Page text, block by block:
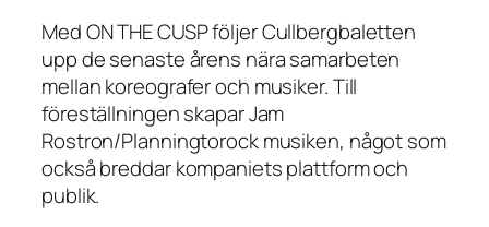
Med ON THE CUSP följer Cullbergbaletten
upp de senaste årens nära samarbeten
mellan koreografer och musiker. Till
föreställningen skapar Jam
Rostron/Planningtorock musiken, något som
också breddar kompaniets plattform och
publik.